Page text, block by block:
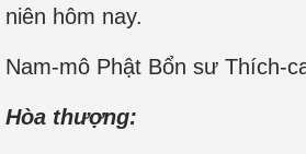
niên hôm nay.
Nam-mô Phật Bổn sư Thích-
Hòa thượng: